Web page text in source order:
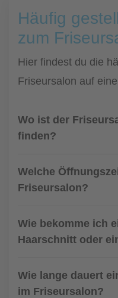
Häufig
zum
Hier findest du die
Friseursalon auf
Wo ist der
finden?
Welche
Friseursalon?
Wie bekomme ich
Haarschnitt oder
Wie lange dauert
im Friseursalon?